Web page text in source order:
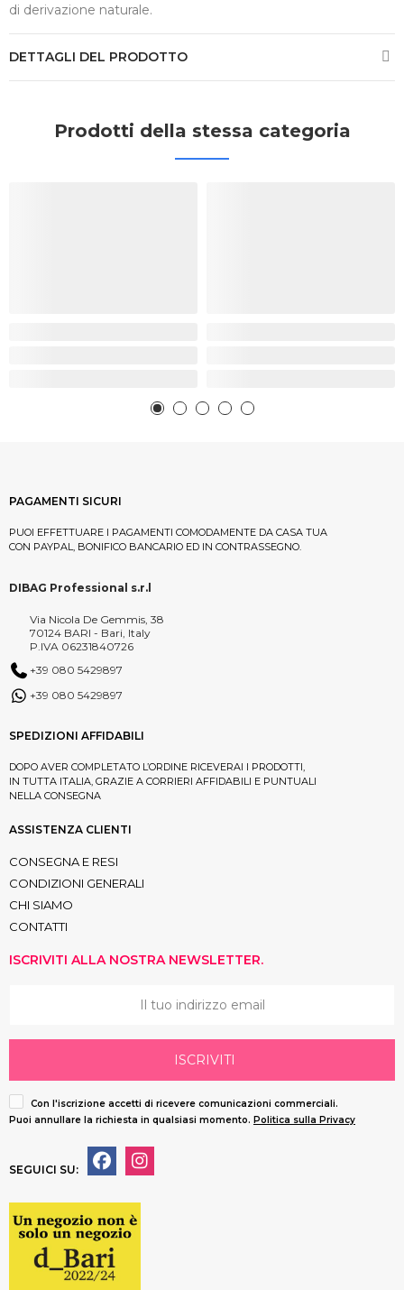
di derivazione naturale.
DETTAGLI DEL PRODOTTO
Prodotti della stessa categoria
PAGAMENTI SICURI
PUOI EFFETTUARE I PAGAMENTI COMODAMENTE DA CASA TUA
CON PAYPAL, BONIFICO BANCARIO ED IN CONTRASSEGNO.
DIBAG Professional s.r.l
Via Nicola De Gemmis, 38
70124 BARI - Bari, Italy
P.IVA 06231840726
+39 080 5429897
+39 080 5429897
SPEDIZIONI AFFIDABILI
DOPO AVER COMPLETATO L’ORDINE RICEVERAI I PRODOTTI,
IN TUTTA ITALIA, GRAZIE A CORRIERI AFFIDABILI E PUNTUALI
NELLA CONSEGNA
ASSISTENZA CLIENTI
CONSEGNA E RESI
CONDIZIONI GENERALI
CHI SIAMO
CONTATTI
ISCRIVITI ALLA NOSTRA NEWSLETTER.
ISCRIVITI
Con l'iscrizione accetti di ricevere comunicazioni commerciali.
Puoi annullare la richiesta in qualsiasi momento. Politica sulla Privacy
SEGUICI SU: